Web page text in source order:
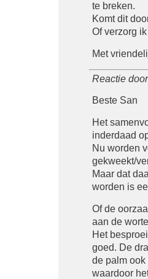
te breken.
Komt dit
Of verzorg
Met
Reactie door
Beste San
Het
inderdaad
Nu worden
gekweekt/
Maar dat
worden is
Of de
aan de
Het
goed. De
de palm
waardoor